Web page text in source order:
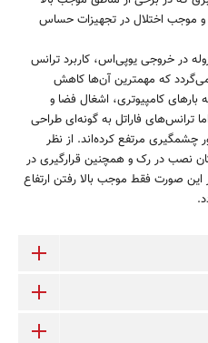
و موجب اختلال در تجهیزات حساس
در خروجی یوپی‌اس، کاربرد ترانس
که مهمترین آن‌ها کاهش
کامپیوتری، اشغال فضا و
ترانس‌های فاراتل به گونه‌ای طراحی
چشمگیری مرتفع کرده‌اند. از نظر
نصب در رک و همچنین قرارگیری در
این صورت فقط موجب بالا رفتن ارتفاع